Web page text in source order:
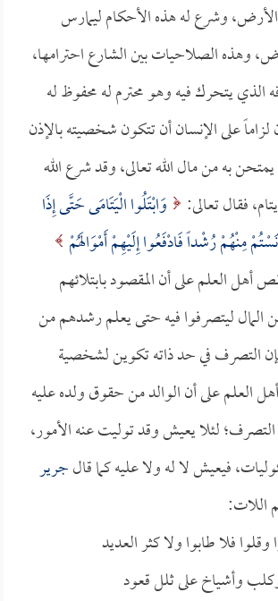
الأرض، وشرع له هذه الأحكام ليمارس
وهذه الصلاحيات بين الشارع احترامها،
الذي يتحرك فيه وهو محترم له محفوظ له
على الإنسان أن تتكون شخصيته بالإذن
به من مال الله تعالى، وقد شرع الله
فقال تعالى:
وَابْتَلُوا الْيَتَامَى حَتَّى إِذَا
مِنْهُمْ رُشْداً فَادْفَعُوا إِلَيْهِمْ أَمْوَالَهُمْ
وقد نص أهل العلم على أن المقصود بابتلائهم
المال ليتصرفوا فيه حتى يعلم رشدهم من
التصرف في حد ذاته تكوين لشخصية
العلم على أن الوالد من حقوق ولده عليه
التصرف؛ لئلا يعيش وقد توليت عنه الأمور،
فيعيش لا له ولا عليه كما قالجرير
اللات:
فلا طابوا ولا كثر العديد
وأشياخ على ثلل قعود